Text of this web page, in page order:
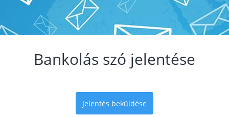
Bankolás szó jelentése
Jelentés beküldése